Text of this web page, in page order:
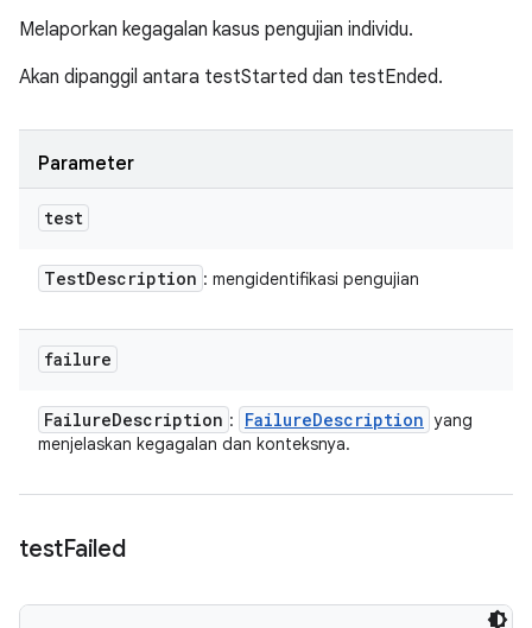
Melaporkan kegagalan kasus pengujian individu.
Akan dipanggil antara testStarted dan testEnded.
Parameter
test
TestDescription : mengidentifikasi pengujian
failure
FailureDescription : FailureDescription yang
menjelaskan kegagalan dan konteksnya.
testFailed